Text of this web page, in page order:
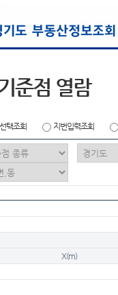
준점 열람
택조회 지번입력조회
X(m)